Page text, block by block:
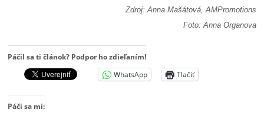
Zdroj: Anna Mašátová, AMPromotions
Foto: Anna Organova
Páčil sa ti článok? Podpor ho zdieľaním!
WhatsApp
Tlačiť
Páči sa mi: